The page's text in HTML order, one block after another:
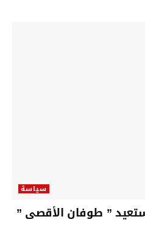
سياسة
” طوفان الأقصى ”